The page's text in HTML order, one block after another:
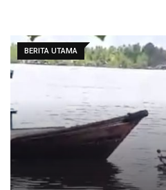
BERITA UTAMA